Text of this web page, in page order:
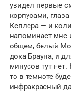
увидел первые
корпусами,
Кеплера — и
напоминает мне
общем, белый
дока Брауна, и
минусов тут нет.
то в темноте
инфракрасный